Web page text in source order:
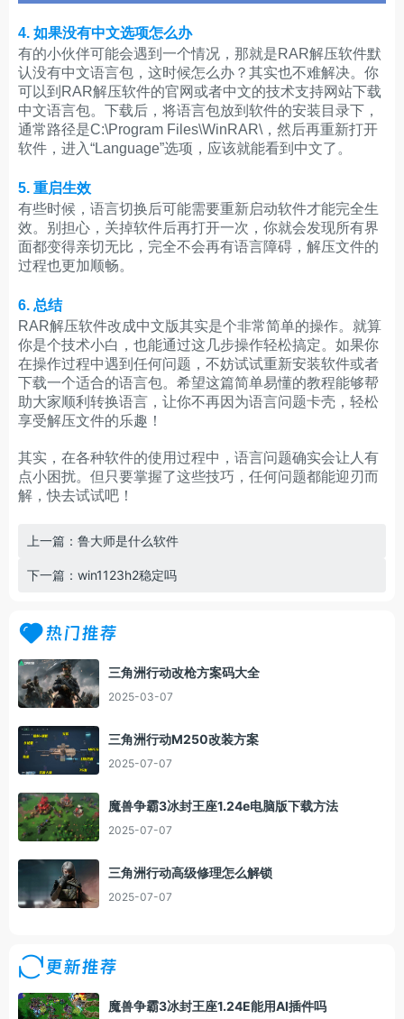
4. 如果没有中文选项怎么办
有的小伙伴可能会遇到一个情况，那就是RAR解压软件默
认没有中文语言包，这时候怎么办？其实也不难解决。你
可以到RAR解压软件的官网或者中文的技术支持网站下载
中文语言包。下载后，将语言包放到软件的安装目录下，
通常路径是C:\Program Files\WinRAR\，然后再重新打开
软件，进入“Language”选项，应该就能看到中文了。
5. 重启生效
有些时候，语言切换后可能需要重新启动软件才能完全生
效。别担心，关掉软件后再打开一次，你就会发现所有界
面都变得亲切无比，完全不会再有语言障碍，解压文件的
过程也更加顺畅。
6. 总结
RAR解压软件改成中文版其实是个非常简单的操作。就算
你是个技术小白，也能通过这几步操作轻松搞定。如果你
在操作过程中遇到任何问题，不妨试试重新安装软件或者
下载一个适合的语言包。希望这篇简单易懂的教程能够帮
助大家顺利转换语言，让你不再因为语言问题卡壳，轻松
享受解压文件的乐趣！
其实，在各种软件的使用过程中，语言问题确实会让人有
点小困扰。但只要掌握了这些技巧，任何问题都能迎刃而
解，快去试试吧！
上一篇：鲁大师是什么软件
下一篇：win1123h2稳定吗
热门推荐
三角洲行动改枪方案码大全
2025-03-07
三角洲行动M250改装方案
2025-07-07
魔兽争霸3冰封王座1.24e电脑版下载方法
2025-07-07
三角洲行动高级修理怎么解锁
2025-07-07
更新推荐
魔兽争霸3冰封王座1.24E能用AI插件吗